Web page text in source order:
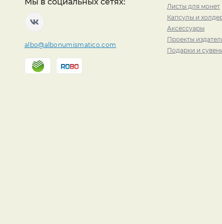
albo@albonumismatico.com
Листы для монет
Капсулы и
Аксессуары
Проекты
Подарки и